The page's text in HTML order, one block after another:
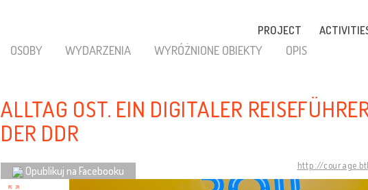
PROJECT
OSOBY WYDARZENIA WYRÓŻNIONE OBIEKTY OPIS
ALLTAG OST. EIN DIGITALER
DER DDR
http://
Opublikuj na Facebooku